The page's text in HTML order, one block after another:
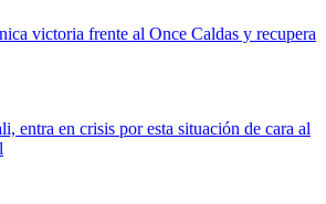
victoria frente al Once Caldas y recupera
entra en crisis por esta situación de cara al